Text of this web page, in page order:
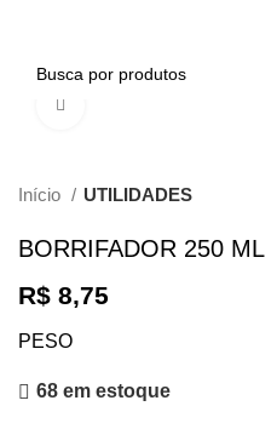
Início UTILIDADES
BORRIFADOR 250 ML
R$ 8,75
PESO
68 em estoque